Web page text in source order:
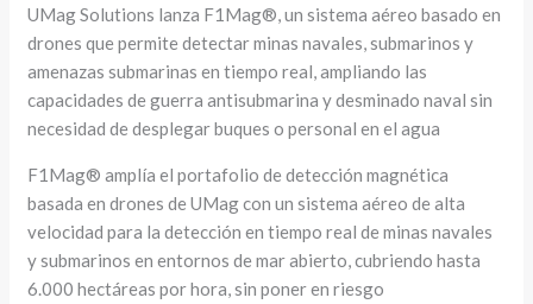
UMag Solutions lanza F1Mag®, un sistema aéreo basado en
drones que permite detectar minas navales, submarinos y
amenazas submarinas en tiempo real, ampliando las
capacidades de guerra antisubmarina y desminado naval sin
necesidad de desplegar buques o personal en el agua
F1Mag® amplía el portafolio de detección magnética
basada en drones de UMag con un sistema aéreo de alta
velocidad para la detección en tiempo real de minas navales
y submarinos en entornos de mar abierto, cubriendo hasta
6.000 hectáreas por hora, sin poner en riesgo